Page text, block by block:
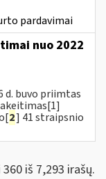
pardavimai
nuo 2022
d. buvo priimtas
2] 41 straipsnio
iš 7,293 irašų.